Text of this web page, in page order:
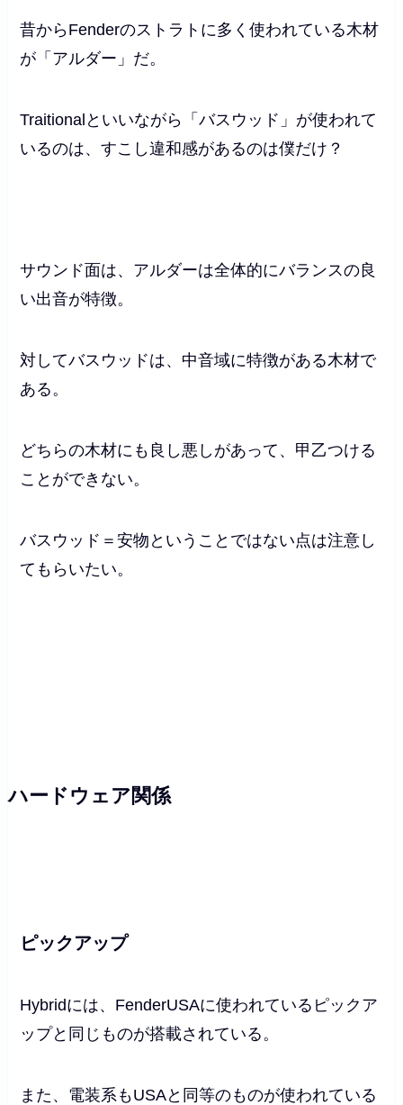
昔からFenderのストラトに多く使われている木材
が「アルダー」だ。
Traitionalといいながら「バスウッド」が使われて
いるのは、すこし違和感があるのは僕だけ？
サウンド面は、アルダーは全体的にバランスの良
い出音が特徴。
対してバスウッドは、中音域に特徴がある木材で
ある。
どちらの木材にも良し悪しがあって、甲乙つける
ことができない。
バスウッド＝安物ということではない点は注意し
てもらいたい。
ハードウェア関係
ピックアップ
Hybridには、FenderUSAに使われているピックア
ップと同じものが搭載されている。
また、電装系もUSAと同等のものが使われている